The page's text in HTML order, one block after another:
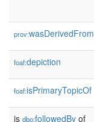
prov:wasDerivedFrom
foaf:depiction
foaf:isPrimaryTopicOf
is dbo:followedBy of